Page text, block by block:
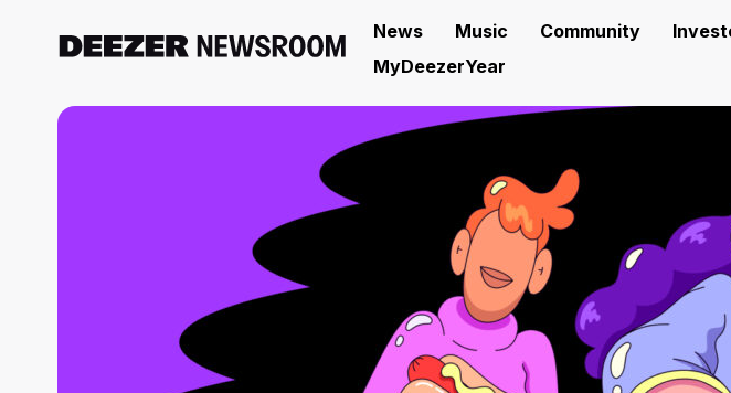
News Music Community
MyDeezerYear